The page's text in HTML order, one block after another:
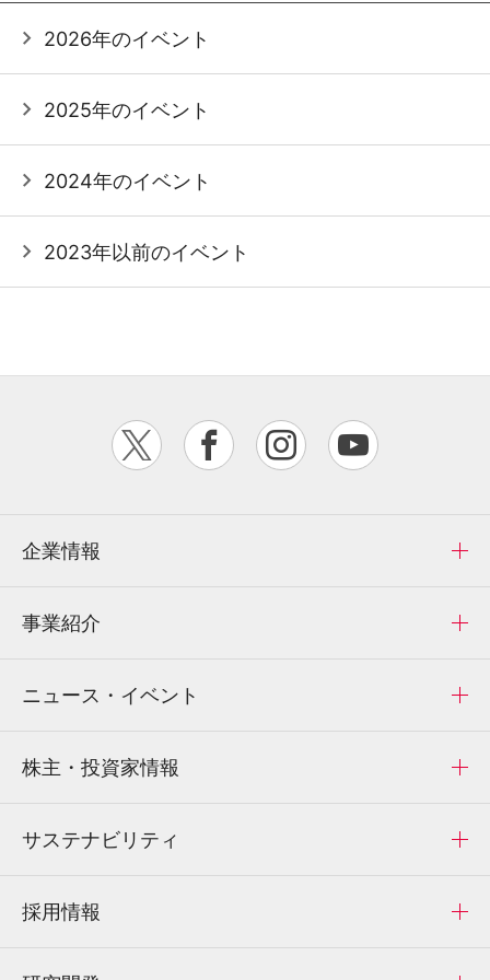
2026年のイベント
2025年のイベント
2024年のイベント
2023年以前のイベント
企業情報
事業紹介
ニュース・イベント
株主・投資家情報
サステナビリティ
採用情報